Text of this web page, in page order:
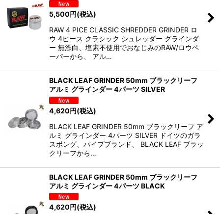
5,500円(税込)
RAW 4 PICE CLASSIC SHREDDER GRINDER ロ
ウ 4ピース クラシック シュレッダー グラインダ
ー 無漂白、塩素不使用でおなじみのRAW/ロウペ
ーパーから、 アル…
BLACK LEAF GRINDER 50mm ブラックリーフ
アルミ グラインダー 4パーツ SILVER
4,620円(税込)
BLACK LEAF GRINDER 50mm ブラックリーフ ア
ルミ グラインダー 4パーツ SILVER ドイツのガラ
スボング、パイプブランド、 BLACK LEAF ブラッ
クリーフから…
BLACK LEAF GRINDER 50mm ブラックリーフ
アルミ グラインダー 4パーツ BLACK
4,620 円(税込)